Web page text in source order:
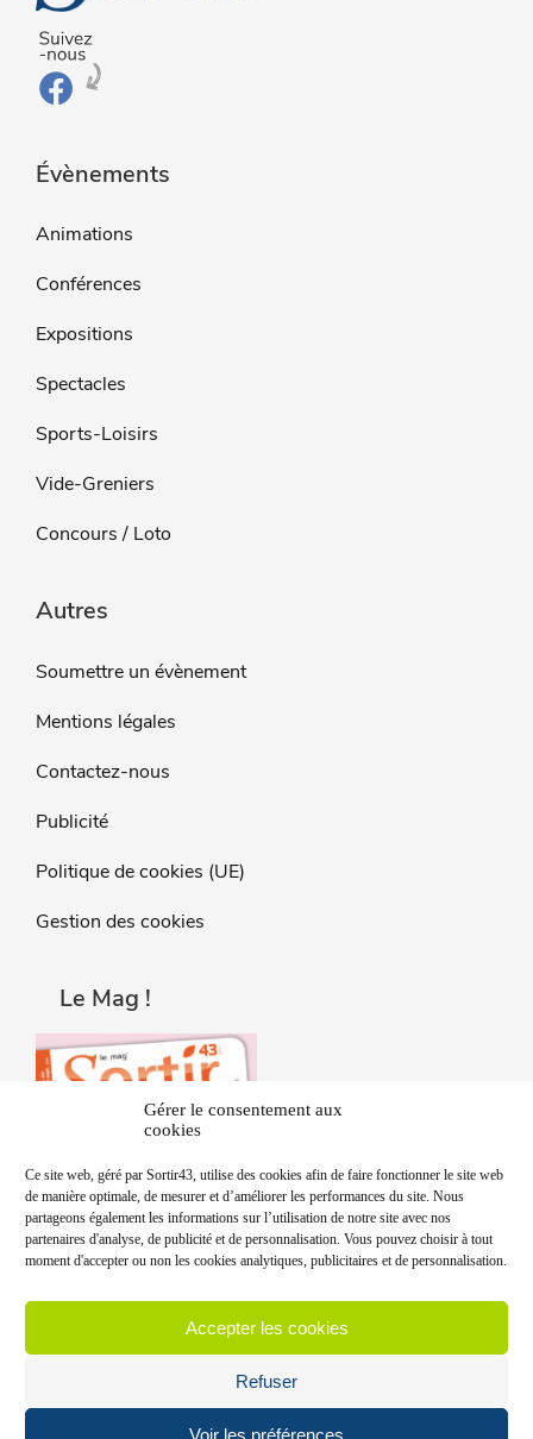
Gérer le consentement aux
cookies
Ce site web, géré par Sortir43, utilise des cookies afin de faire fonctionner le site web
de manière optimale, de mesurer et d’améliorer les performances du site. Nous
partageons également les informations sur l’utilisation de notre site avec nos
partenaires d'analyse, de publicité et de personnalisation. Vous pouvez choisir à tout
moment d'accepter ou non les cookies analytiques, publicitaires et de personnalisation.
Accepter les cookies
Refuser
Voir les préférences
Évènements
Animations
Conférences
Expositions
Spectacles
Sports-Loisirs
Vide-Greniers
Concours / Loto
Autres
Soumettre un évènement
Mentions légales
Contactez-nous
Publicité
Politique de cookies (UE)
Gestion des cookies
Le Mag !